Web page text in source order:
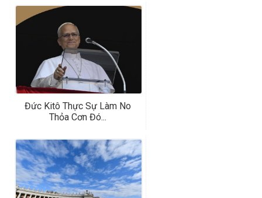
Đức Kitô Thực Sự Làm No
Thỏa Cơn Đó...